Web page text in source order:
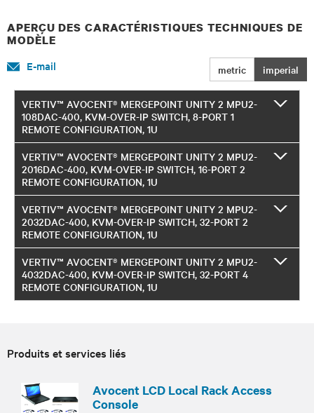
APERÇU DES CARACTÉRISTIQUES TECHNIQUES DE
MODÈLE
metric imperial
E-mail
VERTIV™ AVOCENT® MERGEPOINT UNITY 2 MPU2-
108DAC-400, KVM-OVER-IP SWITCH, 8-PORT 1
REMOTE CONFIGURATION, 1U
VERTIV™ AVOCENT® MERGEPOINT UNITY 2 MPU2-
2016DAC-400, KVM-OVER-IP SWITCH, 16-PORT 2
REMOTE CONFIGURATION, 1U
VERTIV™ AVOCENT® MERGEPOINT UNITY 2 MPU2-
2032DAC-400, KVM-OVER-IP SWITCH, 32-PORT 2
REMOTE CONFIGURATION, 1U
VERTIV™ AVOCENT® MERGEPOINT UNITY 2 MPU2-
4032DAC-400, KVM-OVER-IP SWITCH, 32-PORT 4
REMOTE CONFIGURATION, 1U
Produits et services liés
Avocent LCD Local Rack Access
Console